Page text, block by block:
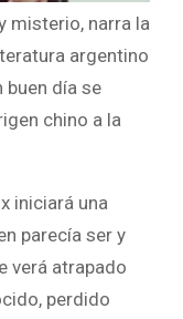
misterio, narra la
argentino
buen día se
chino a la
iniciará una
parecía ser y
verá atrapado
perdido